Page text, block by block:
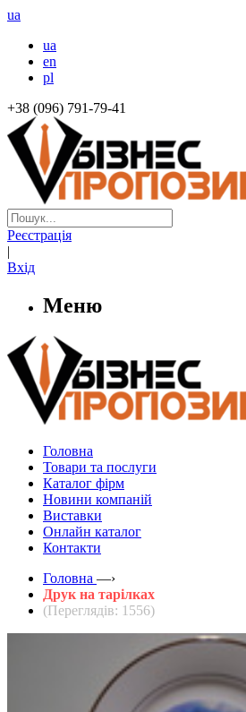
ua
ua
en
pl
+38 (096) 791-79-41
Реєстрація
|
Вхід
Меню
Головна
Товари та послуги
Каталог фірм
Новини компаній
Виставки
Онлайн каталог
Контакти
Головна —›
Друк на тарілках
(Переглядів: 1556)